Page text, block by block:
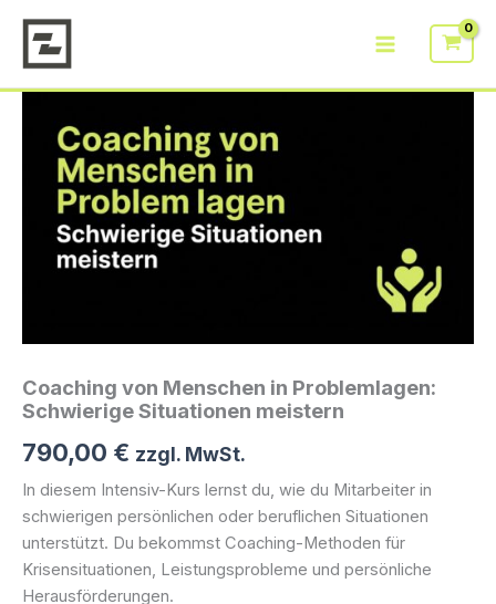
Inhalt
springen
Coaching von Menschen in Problemlagen:
Schwierige Situationen meistern
790,00 € zzgl. MwSt.
In diesem Intensiv-Kurs lernst du, wie du Mitarbeiter in
schwierigen persönlichen oder beruflichen Situationen
unterstützt. Du bekommst Coaching-Methoden für
Krisensituationen, Leistungsprobleme und persönliche
Herausförderungen.
in
Problemlagen:
Schwierige
Situationen
Menge